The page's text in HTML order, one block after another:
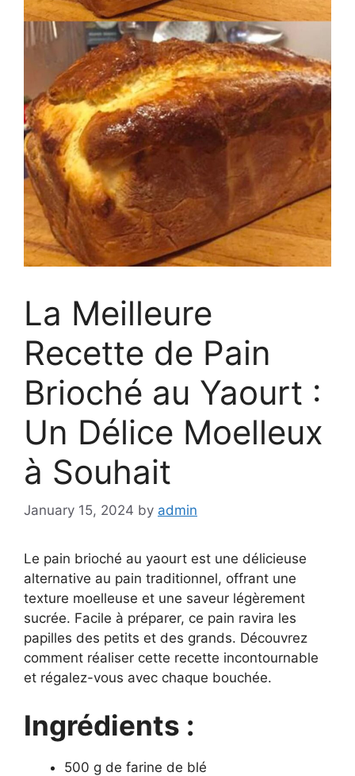
La Meilleure
Recette de Pain
Brioché au Yaourt :
Un Délice Moelleux
à Souhait
January 15, 2024 by admin
Le pain brioché au yaourt est une délicieuse
alternative au pain traditionnel, offrant une
texture moelleuse et une saveur légèrement
sucrée. Facile à préparer, ce pain ravira les
papilles des petits et des grands. Découvrez
comment réaliser cette recette incontournable
et régalez-vous avec chaque bouchée.
Ingrédients :
500 g de farine de blé